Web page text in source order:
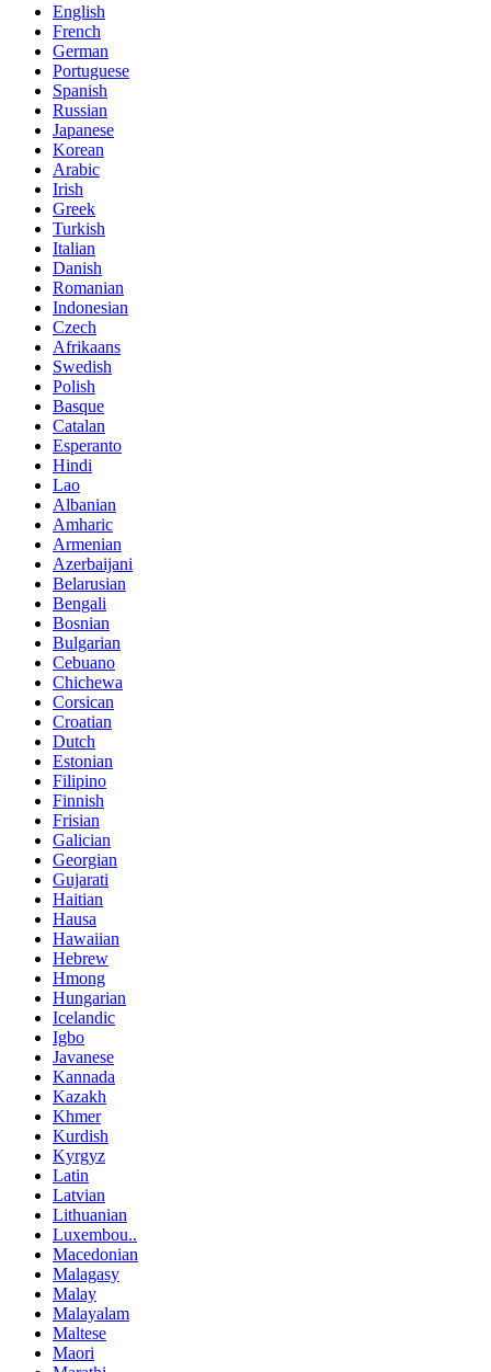
English
French
German
Portuguese
Spanish
Russian
Japanese
Korean
Arabic
Irish
Greek
Turkish
Italian
Danish
Romanian
Indonesian
Czech
Afrikaans
Swedish
Polish
Basque
Catalan
Esperanto
Hindi
Lao
Albanian
Amharic
Armenian
Azerbaijani
Belarusian
Bengali
Bosnian
Bulgarian
Cebuano
Chichewa
Corsican
Croatian
Dutch
Estonian
Filipino
Finnish
Frisian
Galician
Georgian
Gujarati
Haitian
Hausa
Hawaiian
Hebrew
Hmong
Hungarian
Icelandic
Igbo
Javanese
Kannada
Kazakh
Khmer
Kurdish
Kyrgyz
Latin
Latvian
Lithuanian
Luxembou..
Macedonian
Malagasy
Malay
Malayalam
Maltese
Maori